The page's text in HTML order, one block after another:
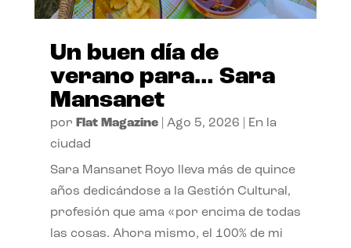
Un buen día de
verano para… Sara
Mansanet
por Flat Magazine| Ago 5, 2026
En la
ciudad
Sara Mansanet Royo lleva más de quince
años dedicándose a la Gestión Cultural,
profesión que ama «por encima de todas
las cosas. Ahora mismo, el 100% de mi